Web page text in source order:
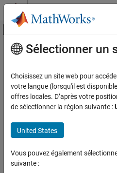
Passer au contenu
Activer/désactiver
Accueil de la documentation
Aerospace Toolbox
Satellite Mission Analysis
ON THIS PAGE
Properties
Contenu principal
Third body properties
Since R2026a
expand all in page
Third body properties used by the
Properties
Sélectionner un
Choisissez un site web pour
votre langue (lorsqu'il est
offres locales. D’après votre
de sélectionner la région suivante :
United States
Vous pouvez également
suivante :